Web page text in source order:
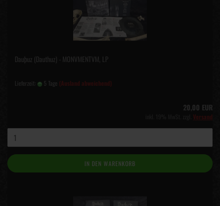
Dauþuz (Dauthuz) - MONVMENTVM, LP
Lieferzeit: 5 Tage (Ausland abweichend)
20,00 EUR
Versand
IN DEN WARENKORB